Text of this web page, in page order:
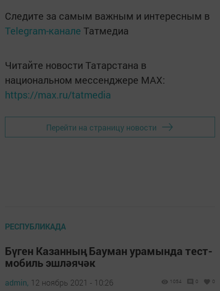
Следите за самым важным и интересным в
Telegram-канале Татмедиа
Читайте новости Татарстана в
национальном мессенджере MАХ:
https://max.ru/tatmedia
Перейти на страницу новости
РЕСПУБЛИКАДА
Бүген Казанның Бауман урамында тест-
мобиль эшләячәк
admin, 12 ноябрь 2021 - 10:26 1054 0 0